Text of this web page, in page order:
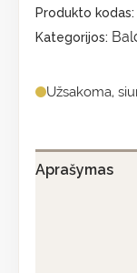
Produkto kodas:
Kategorijos:
Užsakoma,
Aprašymas